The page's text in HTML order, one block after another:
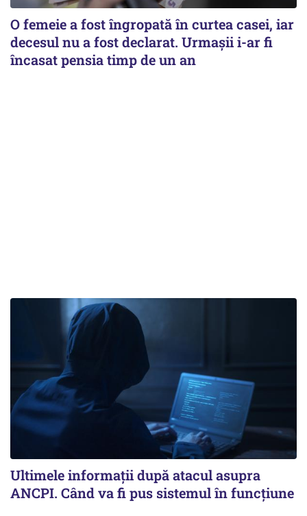
O femeie a fost îngropată în curtea casei, iar
decesul nu a fost declarat. Urmașii i-ar fi
încasat pensia timp de un an
Ultimele informații după atacul asupra
ANCPI. Când va fi pus sistemul în funcțiune